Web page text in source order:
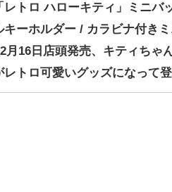
レトロ ハローキティ」ミニバ
キーホルダー / カラビナ付き
月16日店頭発売、キティちゃ
レトロ可愛いグッズになって